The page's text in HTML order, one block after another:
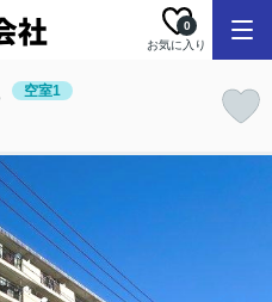
お気に入り
0
空室1